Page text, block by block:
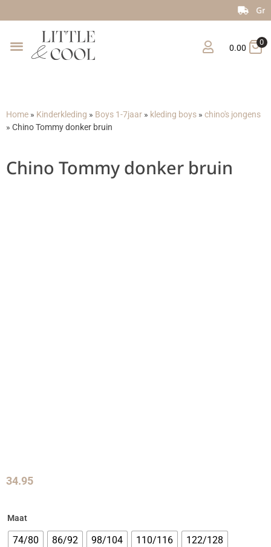
Gratis verzending vanaf €150
0.00
0
Home » Kinderkleding » Boys 1-7jaar » kleding boys » chino's jongens
» Chino Tommy donker bruin
Chino Tommy donker bruin
34.95
Maat
74/80 86/92 98/104 110/116 122/128